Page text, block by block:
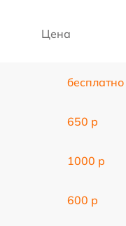
Цена
бесплатно
650 р
1000 р
600 р